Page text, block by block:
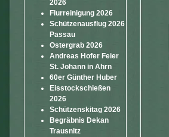
2026
Flurreinigung 2026
Schützenausflug 2026
Passau
Ostergrab 2026
Andreas Hofer Feier
St. Johann in Ahrn
60er Günther Huber
Eisstockschießen
2026
Schützenskitag 2026
Begräbnis Dekan
Trausnitz